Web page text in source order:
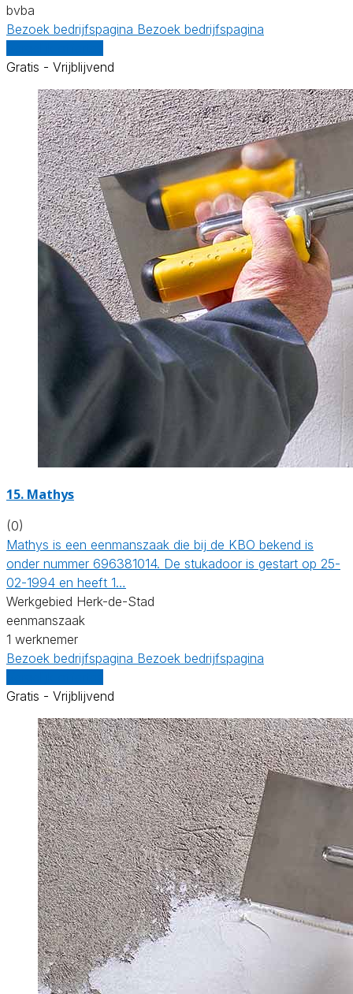
bvba
Bezoek bedrijfspagina Bezoek bedrijfspagina
Gratis - Vrijblijvend
15. Mathys
(0)
Mathys is een eenmanszaak die bij de KBO bekend is
onder nummer 696381014. De stukadoor is gestart op 25-
02-1994 en heeft 1…
Werkgebied Herk-de-Stad
eenmanszaak
1 werknemer
Bezoek bedrijfspagina Bezoek bedrijfspagina
Gratis - Vrijblijvend